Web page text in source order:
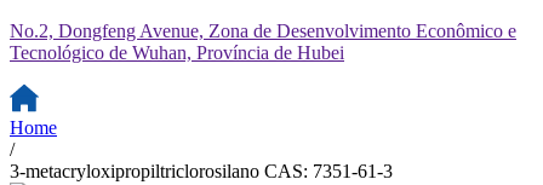
No.2, Dongfeng Avenue, Zona de Desenvolvimento Econômico e
Tecnológico de Wuhan, Província de Hubei
Home
/
3-metacryloxipropiltriclorosilano CAS: 7351-61-3